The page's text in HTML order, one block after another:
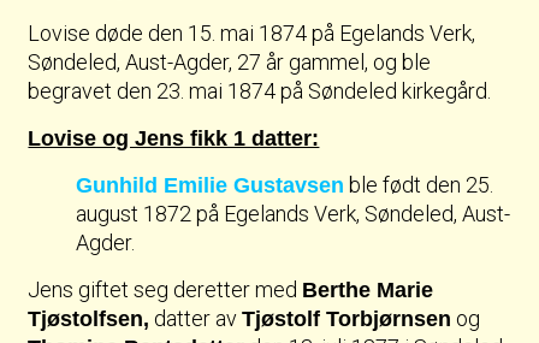
Lovise døde den 15. mai 1874 på Egelands Verk,
Søndeled, Aust-Agder, 27 år gammel, og ble
begravet den 23. mai 1874 på Søndeled kirkegård.
Lovise og Jens fikk 1 datter:
Gunhild Emilie Gustavsen ble født den 25.
august 1872 på Egelands Verk, Søndeled, Aust-
Agder.
Jens giftet seg deretter med Berthe Marie
Tjøstolfsen, datter avTjøstolf Torbjørnsen og